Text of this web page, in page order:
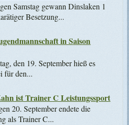
Samstag gewann Dinslaken 1
Besetzung...
in Saison
den 19. September hieß es
für den...
ist Trainer C Leistungssport
20. September endete die
als Trainer C...